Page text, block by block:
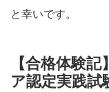
と幸いです。
【合格体験
ア認定実践